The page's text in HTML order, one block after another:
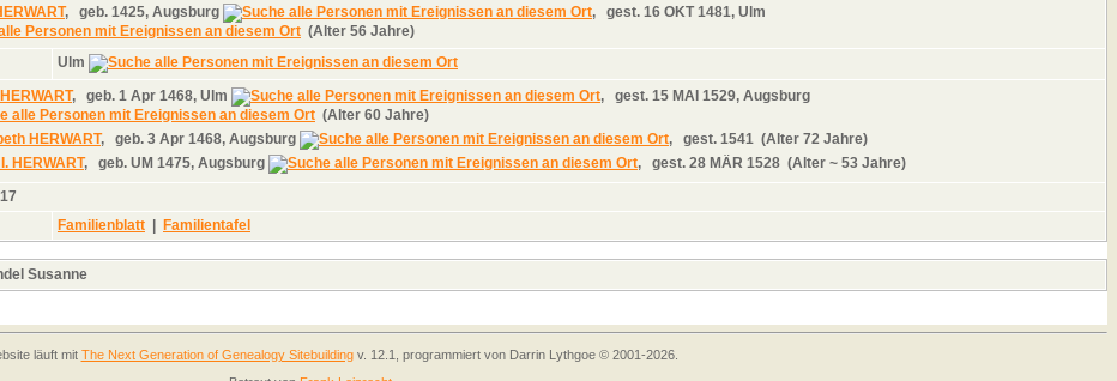
, geb. 1425, Augsburg , gest. 16 OKT 1481, Ulm
(Alter 56 Jahre)
Ulm
, geb. 1 Apr 1468, Ulm , gest. 15 MAI 1529, Augsburg
(Alter 60 Jahre)
HERWART, geb. 3 Apr 1468, Augsburg , gest. 1541 (Alter 72 Jahre)
HERWART, geb. UM 1475, Augsburg , gest. 28 MÄR 1528 (Alter ~ 53 Jahre)
Familienblatt | Familientafel
Susanne
läuft mit The Next Generation of Genealogy Sitebuildingv. 12.1, programmiert von Darrin Lythgoe © 2001-2026.